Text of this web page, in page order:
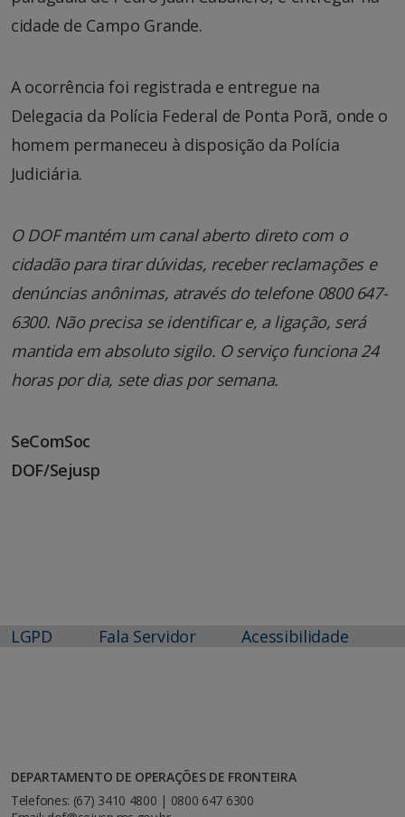
cidade de Campo Grande.
A ocorrência foi registrada e entregue na
Delegacia da Polícia Federal de Ponta Porã, onde o
homem permaneceu à disposição da Polícia
Judiciária.
O DOF mantém um canal aberto direto com o
cidadão para tirar dúvidas, receber reclamações e
denúncias anônimas, através do telefone 0800 647-
6300. Não precisa se identificar e, a ligação, será
mantida em absoluto sigilo. O serviço funciona 24
horas por dia, sete dias por semana.
SeComSoc
DOF/Sejusp
LGPD Fala Servidor Acessibilidade
DEPARTAMENTO DE OPERAÇÕES DE FRONTEIRA
Telefones: (67) 3410 4800 | 0800 647 6300